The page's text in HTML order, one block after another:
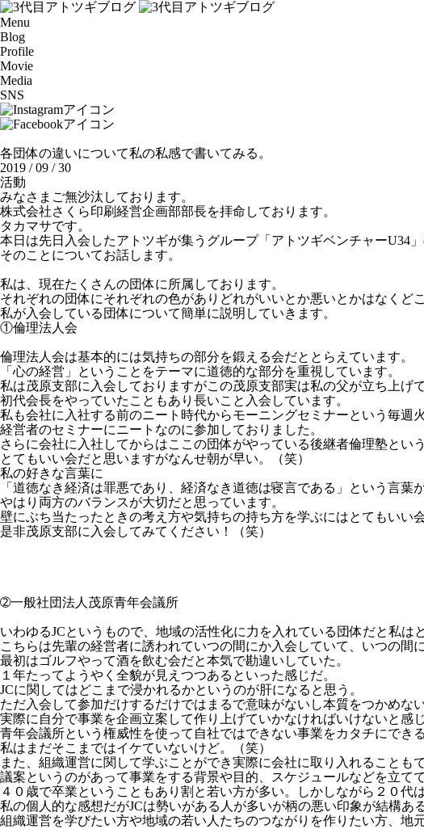
Menu
Blog
Profile
Movie
Media
SNS
各団体の違いについて私の私感で書いてみる。
2019 / 09 / 30
活動
みなさまご無沙汰しております。
株式会社さくら印刷経営企画部部長を拝命しております。
タカマサです。
本日は先日入会したアトツギが集うグループ「アトツギベンチャーU34
そのことについてお話します。
私は、現在たくさんの団体に所属しております。
それぞれの団体にそれぞれの色がありどれがいいとか悪いとかはなくど
私が入会している団体について簡単に説明していきます。
①倫理法人会
倫理法人会は基本的には気持ちの部分を鍛える会だととらえています。
「心の経営」ということをテーマに道徳的な部分を重視しています。
私は茂原支部に入会しておりますがこの茂原支部実は私の父が立ち上げ
初代会長をやっていたこともあり長いこと入会しています。
私も会社に入社する前のニート時代からモーニングセミナーという毎週
経営者のセミナーにニートなのに参加しておりました。
さらに会社に入社してからはここの団体がやっている後継者倫理塾とい
とてもいい会だと思いますがなんせ朝が早い。（笑）
私の好きな言葉に
「道徳なき経済は罪悪であり、経済なき道徳は寝言である」という言葉
やはり両方のバランスが大切だと思っています。
壁にぶち当たったときの考え方や気持ちの持ち方を学ぶにはとてもいい会
是非茂原支部に入会してみてください！（笑）
➁一般社団法人茂原青年会議所
いわゆるJCというもので、地域の活性化に力を入れている団体だと私は
こちらは先輩の経営者に誘われていつの間にか入会していて、いつの間
最初はゴルフやって酒を飲む会だと本気で勘違いしていた。
１年たってようやく全貌が見えつつあるといった感じだ。
JCに関してはどこまで浸かれるかというのが肝になると思う。
ただ入会して参加だけするだけではまるで意味がないし本質をつかめない
実際に自分で事業を企画立案して作り上げていかなければいけないと感じ
青年会議所という権威性を使って自社ではできない事業をカタチにでき
私はまだそこまではイケていないけど。（笑）
また、組織運営に関して学ぶことができ実際に会社に取り入れることも
議案というのがあって事業をする背景や目的、スケジュールなどを立て
４０歳で卒業ということもあり割と若い方が多い。しかしながら２０代
私の個人的な感想だがJCは勢いがある人が多いが柄の悪い印象が結構あ
組織運営を学びたい方や地域の若い人たちのつながりを作りたい方、地